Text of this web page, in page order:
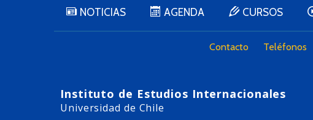
NOTICIAS AGENDA CURSOS
Contacto Teléfonos
Instituto de Estudios Internacionales
Universidad de Chile